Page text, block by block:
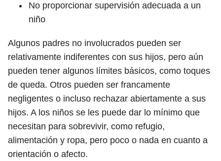
No proporcionar supervisión adecuada a un
niño
Algunos padres no involucrados pueden ser
relativamente indiferentes con sus hijos, pero aún
pueden tener algunos límites básicos, como toques
de queda. Otros pueden ser francamente
negligentes o incluso rechazar abiertamente a sus
hijos. A los niños se les puede dar lo mínimo que
necesitan para sobrevivir, como refugio,
alimentación y ropa, pero poco o nada en cuanto a
orientación o afecto.